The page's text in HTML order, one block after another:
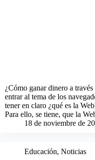
¿Cómo ganar dinero a
entrar al tema de los
tener en claro ¿qué es la
Para ello, se tiene, que la
18 de noviembre de
Educación, Noticias